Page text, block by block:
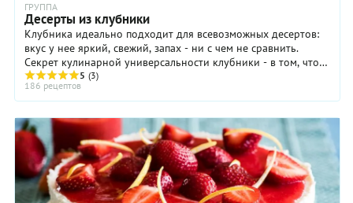
ГРУППА
Десерты из клубники
Клубника идеально подходит для всевозможных десертов:
вкус у нее яркий, свежий, запах - ни с чем не сравнить.
Секрет кулинарной универсальности клубники - в том, что
сочетается она буквально с чем ...
5 (3)
186 рецептов